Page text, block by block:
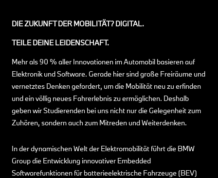
DIE ZUKUNFT DER MOBILITÄT? DIGITAL.
TEILE DEINE LEIDENSCHAFT.
Mehr als 90 % aller Innovationen im Automobil basieren auf
Elektronik und Software. Gerade hier sind große Freiräume und
vernetztes Denken gefordert, um die Mobilität neu zu erfinden
und ein völlig neues Fahrerlebnis zu ermöglichen. Deshalb
geben wir Studierenden bei uns nicht nur die Gelegenheit zum
Zuhören, sondern auch zum Mitreden und Weiterdenken.
In der dynamischen Welt der Elektromobilität führt die BMW
Group die Entwicklung innovativer Embedded
Softwarefunktionen für batterieelektrische Fahrzeuge (BEV)